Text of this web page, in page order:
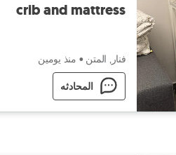
crib and mattress
فنار, المتن • منذ يومين
المحادثه